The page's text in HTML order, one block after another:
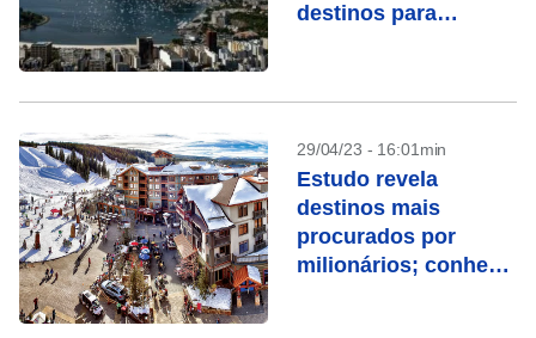
destinos para
29/04/23 - 16:01min
Estudo revela
destinos mais
procurados por
milionários; conheça